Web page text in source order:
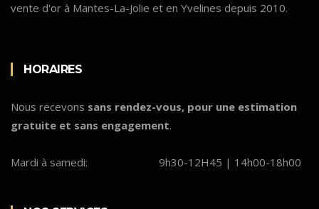
vente d'or à Mantes-La-Jolie et en Yvelines depuis 2010.
HORAIRES
Nous recevons sans rendez-vous, pour une estimation
gratuite et sans engagement.
Mardi à samedi: 9h30-12H45 | 14h00-18h00